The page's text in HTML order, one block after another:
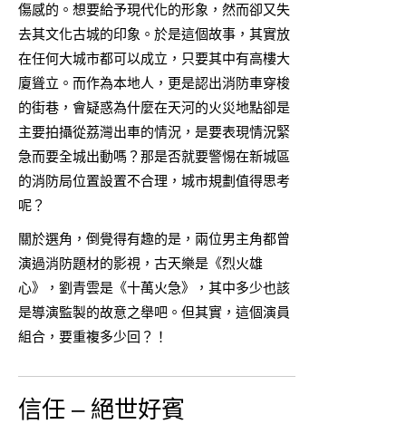
傷感的。想要給予現代化的形象，然而卻又失
去其文化古城的印象。於是這個故事，其實放
在任何大城市都可以成立，只要其中有高樓大
廈聳立。而作為本地人，更是認出消防車穿梭
的街巷，會疑惑為什麼在天河的火災地點卻是
主要拍攝從荔灣出車的情況，是要表現情況緊
急而要全城出動嗎？那是否就要警惕在新城區
的消防局位置設置不合理，城市規劃值得思考
呢？
關於選角，倒覺得有趣的是，兩位男主角都曾
演過消防題材的影視，古天樂是《烈火雄
心》，劉青雲是《十萬火急》，其中多少也該
是導演監製的故意之舉吧。但其實，這個演員
組合，要重複多少回？！
信任 – 絕世好賓